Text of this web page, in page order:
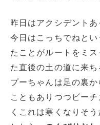
昨日はアクシデント
今日はこっちでねと
たことがルートをミ
た直後の土の道に来
プーちゃんは足の裏
こともありつつビー
くこれは寒くなりそ